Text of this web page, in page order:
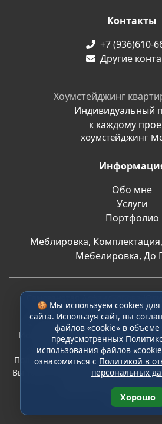
Контакты
+7 (936)610-
Другие
Хоумстейджинг
Индивидуальный
к каждому
хоумстейджинг
Обо мне
Услуги
Портфолио
Меблировка, Комплектация,
Мебелировка, До
Самозанятая Асфандьярова
667479877401
© 2026 Юлия Асфандьярова.
Используя сайт, вы соглашаетесь
«cookie» в объеме и на
Политикой в отношении
Вы также можете ознакомиться с
обработки
Карта сайта
🍪 Мы используем cookies
сайта. Используя сайт, вы
файлов «cookie» в объеме
предусмотренных
использования файлов
ознакомиться с Политикой в
персональных
Хорошо